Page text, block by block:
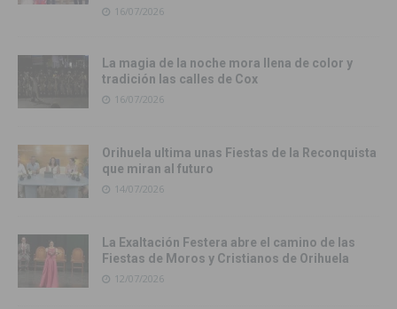
16/07/2026
La magia de la noche mora llena de color y
tradición las calles de Cox
16/07/2026
Orihuela ultima unas Fiestas de la Reconquista
que miran al futuro
14/07/2026
La Exaltación Festera abre el camino de las
Fiestas de Moros y Cristianos de Orihuela
12/07/2026